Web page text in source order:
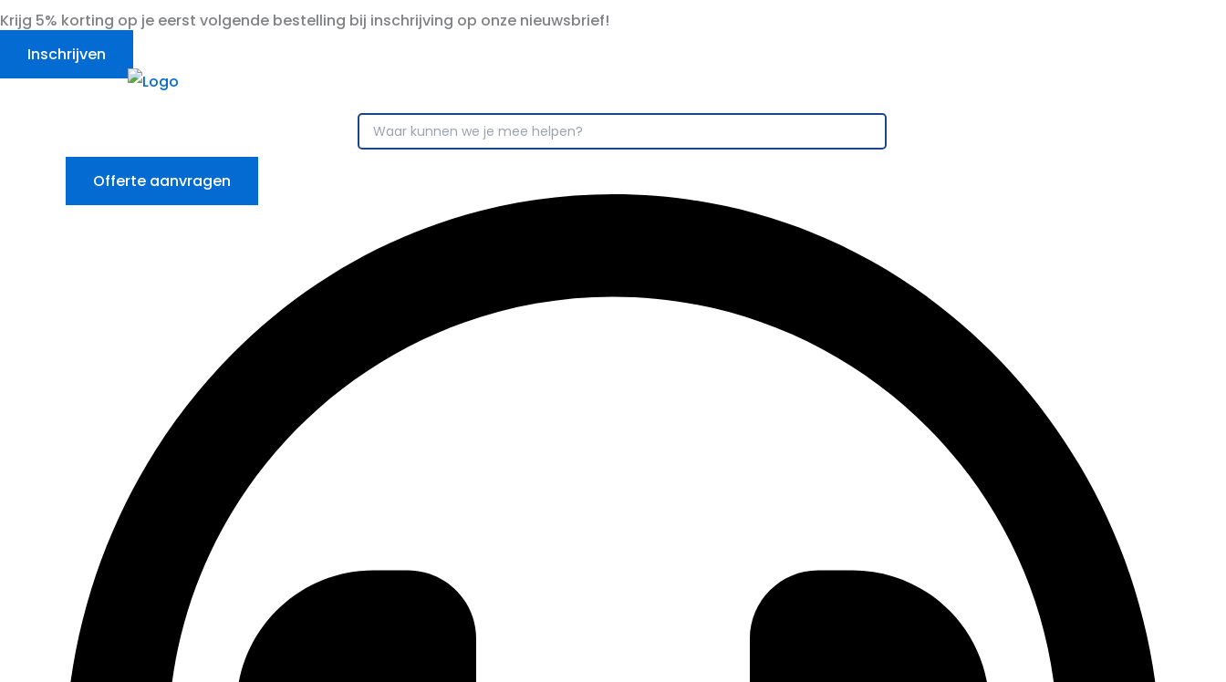
Ga
Krijg 5% korting op je eerst volgende bestelling bij inschrijving op onze nieuwsbrief!
Inschrijven
Offerte aanvragen